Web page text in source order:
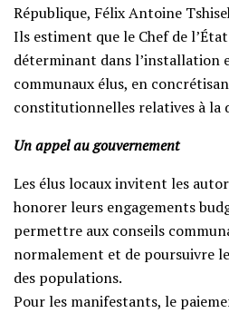
République, Félix Antoine
Ils estiment que le Chef de
déterminant dans l’installation
communaux élus, en
constitutionnelles relatives à la
Un appel au gouvernement
Les élus locaux invitent les
honorer leurs engagements
permettre aux conseils
normalement et de poursuivre
des populations.
Pour les manifestants, le